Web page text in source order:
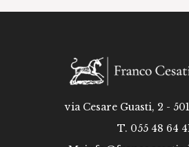
via Cesare Guasti, 2 -
T. 055 48 64